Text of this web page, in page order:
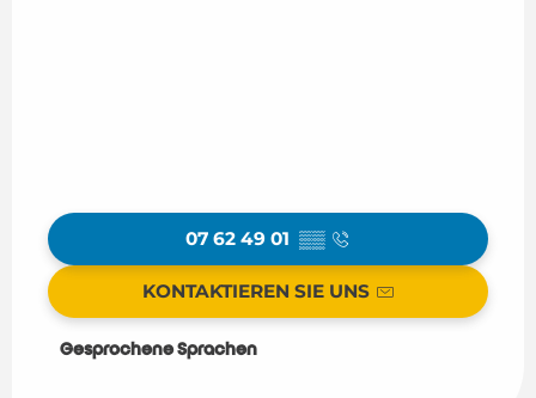
07 62 49 01 ▒▒
KONTAKTIEREN SIE UNS
Gesprochene Sprachen
Gesprochene Sprachen